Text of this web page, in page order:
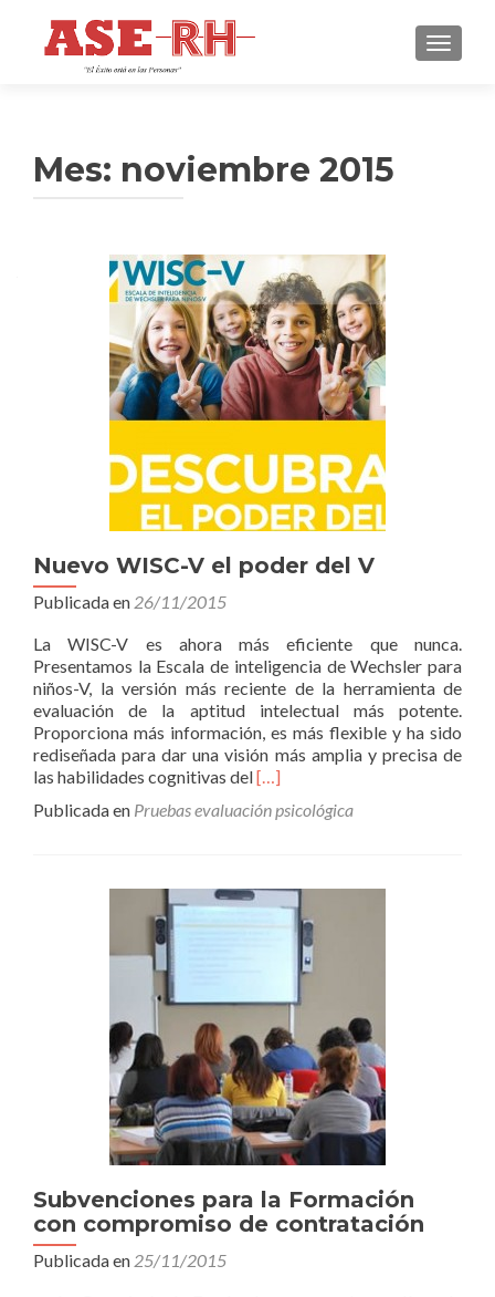
Mes: noviembre 2015
Nuevo WISC-V el poder del V
Publicada en 26/11/2015
La WISC-V es ahora más eficiente que nunca.
Presentamos la Escala de inteligencia de Wechsler para
niños-V, la versión más reciente de la herramienta de
evaluación de la aptitud intelectual más potente.
Proporciona más información, es más flexible y ha sido
rediseñada para dar una visión más amplia y precisa de
las habilidades cognitivas delLeer
WISC-
poder
del
[…]
Publicada en Pruebas evaluación psicológica
Subvenciones para la Formación
con compromiso de contratación
Publicada en 25/11/2015